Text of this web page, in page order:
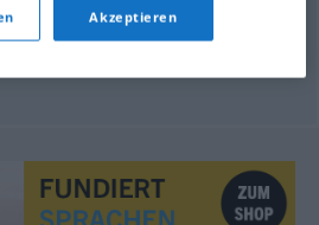
strategisch
Akzeptieren